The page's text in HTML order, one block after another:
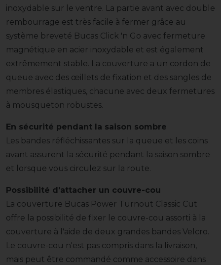
inoxydable sur le ventre. La partie avant avec double
rembourrage est très facile à fermer grâce au
système breveté Bucas Click 'n Go avec fermeture
magnétique en acier inoxydable et est également
extrêmement stable. La couverture a un cordon de
queue avec des œillets de fixation et des sangles de
membres élastiques, chacune avec deux fermetures
à mousqueton robustes.
En sécurité pendant la saison sombre
Les bandes réfléchissantes sur la queue et les coins
avant assurent la sécurité pendant la saison sombre
et lorsque vous circulez sur la route.
Possibilité d'attacher un couvre-cou
La couverture Bucas Power Turnout Classic Cut
offre la possibilité de fixer le couvre-cou assorti à la
couverture à l'aide de deux grandes bandes Velcro.
Le couvre-cou n'est pas compris dans la livraison,
mais peut être commandé comme accessoire dans